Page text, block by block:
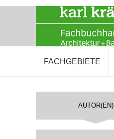
FACHGEBIETE
AUTOR(EN)